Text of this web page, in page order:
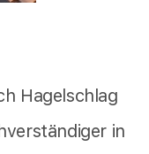
Hagelschlag
in